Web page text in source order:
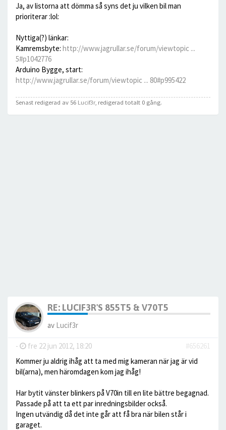
Ja, av listorna att dömma så syns det ju vilken bil man
prioriterar :lol:
Nyttiga(?) länkar:
Kamremsbyte: http://www.jagrullar.se/forum/viewtopic ...
5#p1042776
Arduino Bygge, start:
http://www.jagrullar.se/forum/viewtopic ... 80#p995422
Senast redigerad av 56 Lucif3r, redigerad totalt 0 gång.
RE: LUCIF3R'S 855T5 & V70T5
av Lucif3r
- fre 22 jun 2012, 18:20
#656261
Kommer ju aldrig ihåg att ta med mig kameran när jag är vid
bil(arna), men häromdagen kom jag ihåg!
Har bytit vänster blinkers på V70in till en lite bättre begagnad.
Passade på att ta ett par inredningsbilder också.
Ingen utvändig då det inte går att få bra när bilen står i
garaget.